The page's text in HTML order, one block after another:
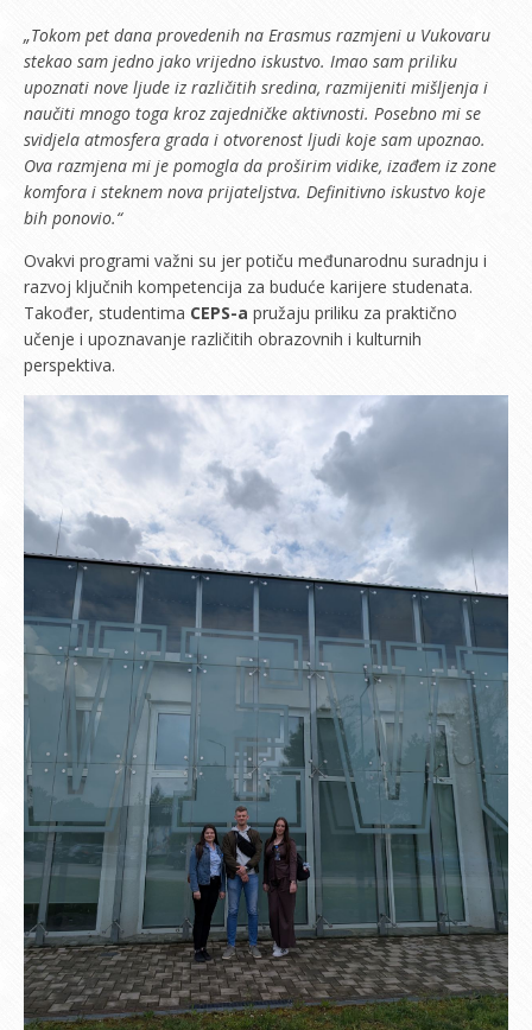
„Tokom pet dana provedenih na Erasmus razmjeni u Vukovaru
stekao sam jedno jako vrijedno iskustvo. Imao sam priliku
upoznati nove ljude iz različitih sredina, razmijeniti mišljenja i
naučiti mnogo toga kroz zajedničke aktivnosti. Posebno mi se
svidjela atmosfera grada i otvorenost ljudi koje sam upoznao.
Ova razmjena mi je pomogla da proširim vidike, izađem iz zone
komfora i steknem nova prijateljstva. Definitivno iskustvo koje
bih ponovio.“
Ovakvi programi važni su jer potiču međunarodnu suradnju i
razvoj ključnih kompetencija za buduće karijere studenata.
Također, studentima CEPS-a pružaju priliku za praktično
učenje i upoznavanje različitih obrazovnih i kulturnih
perspektiva.